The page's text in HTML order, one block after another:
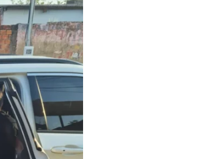
do Brasil, por sua Diretoria, vem a
de uma organização criminosa.
padrão, ou seja, prestou
da Comissão de Defesa das
tem realizado o controle ético-
como determina a lei, mas o desfecho
decisão definitiva”, diz a nota.